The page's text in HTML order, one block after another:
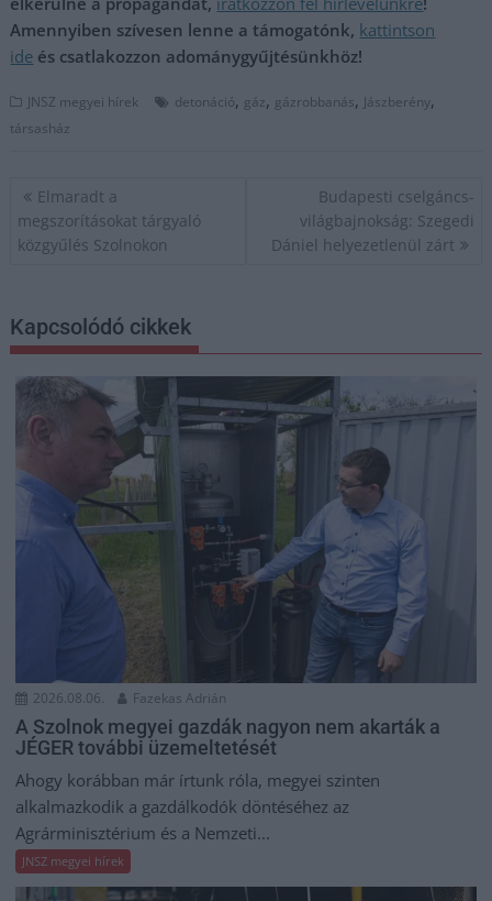
Amennyiben szívesen lenne a támogatónk, kattintson
ide és csatlakozzon adománygyűjtésünkhöz!
JNSZ megyei hírek detonáció, gáz, gázrobbanás, Jászberény,
társasház
Bejegyzés
navigáció
Elmaradt a
megszorításokat tárgyaló
közgyűlés Szolnokon
Budapesti cselgáncs-
világbajnokság: Szegedi
Dániel helyezetlenül zárt
Kapcsolódó cikkek
2026.08.06. Fazekas Adrián
A Szolnok megyei gazdák nagyon nem akarták a
JÉGER további üzemeltetését
Ahogy korábban már írtunk róla, megyei szinten
alkalmazkodik a gazdálkodók döntéséhez az
Agrárminisztérium és a Nemzeti...
JNSZ megyei hírek